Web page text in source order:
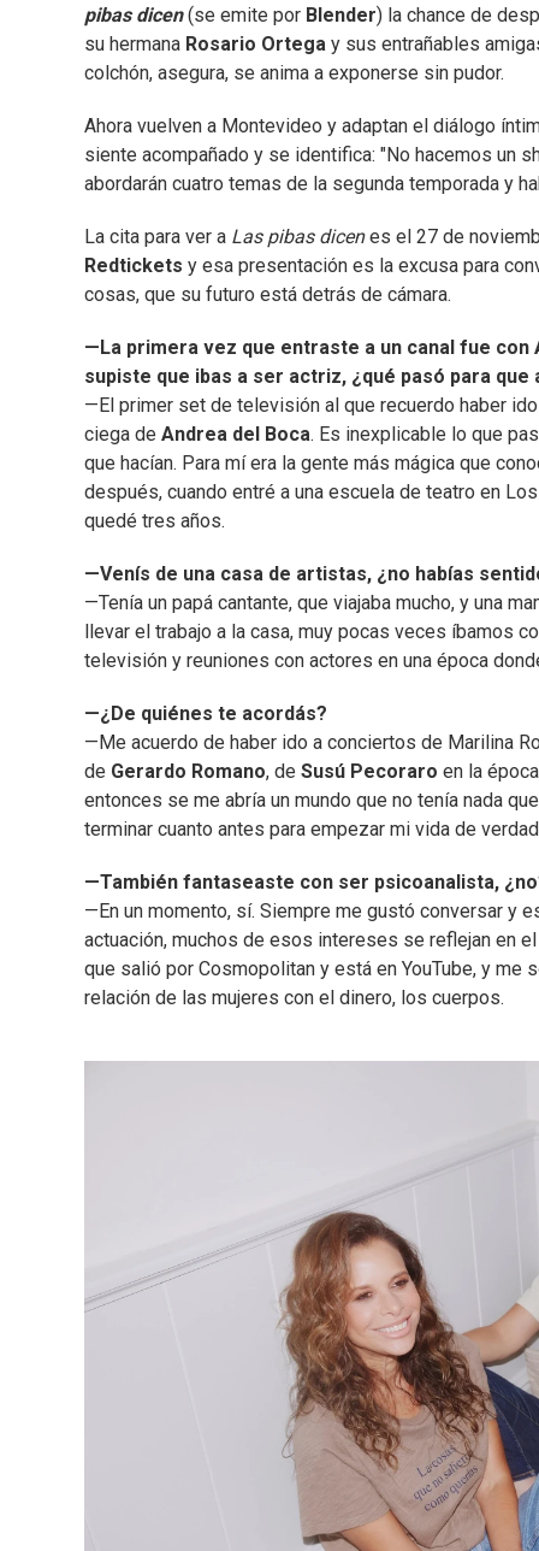
pibas dicen(se emite por Blender) la chance de
su hermana Rosario Ortega y sus entrañables
colchón, asegura, se anima a exponerse sin pudor.
Ahora vuelven a Montevideo y adaptan el diálogo
siente acompañado y se identifica: "No hacemos un
abordarán cuatro temas de la segunda temporada y
La cita para ver a Las pibas dicenes el 27 de
Redtickets y esa presentación es la excusa para
cosas, que su futuro está detrás de cámara.
—La primera vez que entraste a un canal fue
supiste que ibas a ser actriz, ¿qué pasó para
—El primer set de televisión al que recuerdo haber
ciega de Andrea del Boca. Es inexplicable lo que
que hacían. Para mí era la gente más mágica que
después, cuando entré a una escuela de teatro en
quedé tres años.
—Venís de una casa de artistas, ¿no habías
—Tenía un papá cantante, que viajaba mucho, y una
llevar el trabajo a la casa, muy pocas veces íbamos
televisión y reuniones con actores en una época
—¿De quiénes te acordás?
—Me acuerdo de haber ido a conciertos de Marilina
de Gerardo Romano, de Susú Pecoraro en la
entonces se me abría un mundo que no tenía nada
terminar cuanto antes para empezar mi vida de
—También fantaseaste con ser psicoanalista,
—En un momento, sí. Siempre me gustó conversar y
actuación, muchos de esos intereses se reflejan en
que salió por Cosmopolitan y está en YouTube, y
relación de las mujeres con el dinero, los cuerpos.